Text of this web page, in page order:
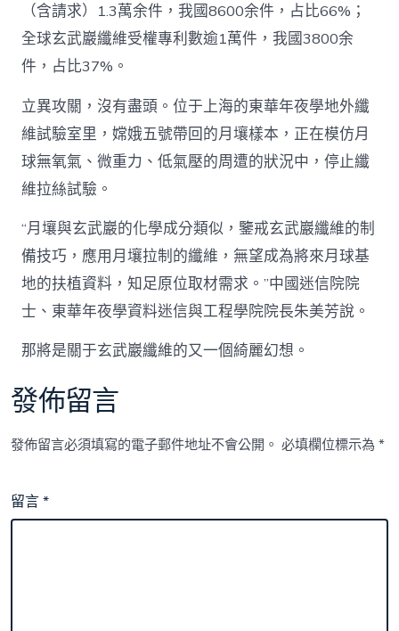
（含請求）1.3萬余件，我國8600余件，占比66%；
全球玄武巖纖維受權專利數逾1萬件，我國3800余
件，占比37%。
立異攻關，沒有盡頭。位于上海的東華年夜學地外纖
維試驗室里，嫦娥五號帶回的月壤樣本，正在模仿月
球無氧氣、微重力、低氣壓的周遭的狀況中，停止纖
維拉絲試驗。
“月壤與玄武巖的化學成分類似，鑒戒玄武巖纖維的制
備技巧，應用月壤拉制的纖維，無望成為將來月球基
地的扶植資料，知足原位取材需求。”中國迷信院院
士、東華年夜學資料迷信與工程學院院長朱美芳說。
那將是關于玄武巖纖維的又一個綺麗幻想。
發佈留言
發佈留言必須填寫的電子郵件地址不會公開。 必填欄位標示為*
留言*